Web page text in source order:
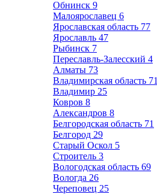
Обнинск 9
Малоярославец 6
Ярославская область 77
Ярославль 47
Рыбинск 7
Переславль-Залесский 4
Алматы 73
Владимирская область 71
Владимир 25
Ковров 8
Александров 8
Белгородская область 71
Белгород 29
Старый Оскол 5
Строитель 3
Вологодская область 69
Вологда 26
Череповец 25